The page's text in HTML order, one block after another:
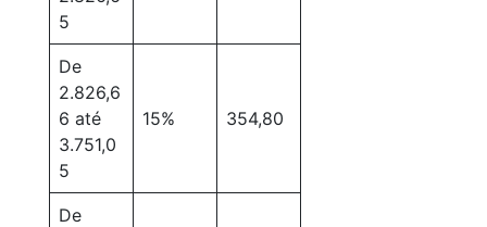
5
De
2.826,6
6 até
3.751,0
5
15% 354,80
De